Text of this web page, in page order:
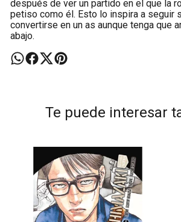
después de ver un partido en el que la
petiso como él. Esto lo inspira a seguir
convertirse en un as aunque tenga que
abajo.
Te puede interesar